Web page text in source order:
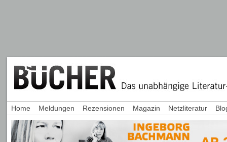
Home Meldungen Rezensionen Magazin Netzliteratur